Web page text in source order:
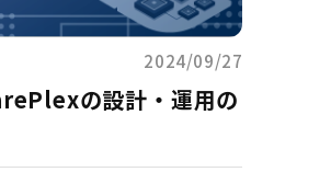
2024/09/27
の設計・運用の